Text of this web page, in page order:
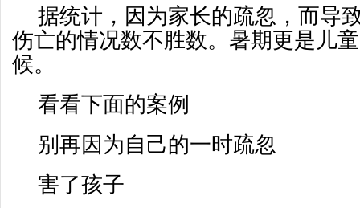
据统计，因为家长的疏忽，而导
伤亡的情况数不胜数。暑期更是儿
候。
看看下面的案例
别再因为自己的一时疏忽
害了孩子